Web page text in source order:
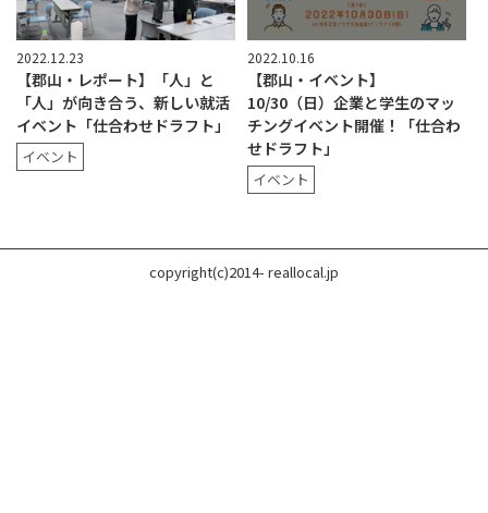
2022.12.23
【郡山・レポート】「人」と
「人」が向き合う、新しい就活
イベント「仕合わせドラフト」
イベント
2022.10.16
【郡山・イベント】
10/30（日）企業と学生のマッ
チングイベント開催！「仕合わ
せドラフト」
イベント
copyright(c)2014- reallocal.jp